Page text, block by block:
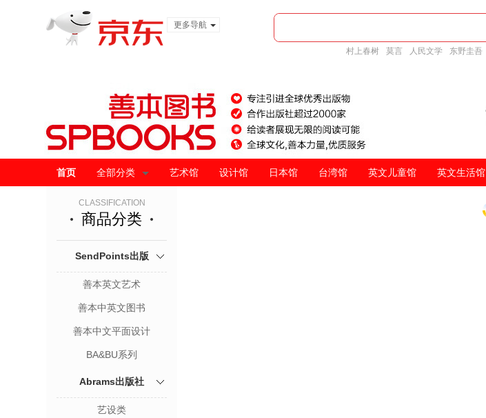
更多导航
村上春树 莫言 人民文学 东野圭吾
首页 全部分类 艺术馆 设计馆 日本馆 台湾馆 英文儿童馆 英文生活馆
CLASSIFICATION
商品分类
SendPoints出版
善本英文艺术
善本中英文图书
善本中文平面设计
BA&BU系列
Abrams出版社
艺设类